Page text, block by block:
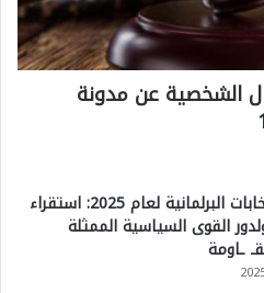
الشخصية عن مدونة
خارطة الانتخابات البرلمانية لعام 2025: استقراء
القوى السياسية الممثلة
ـاومة